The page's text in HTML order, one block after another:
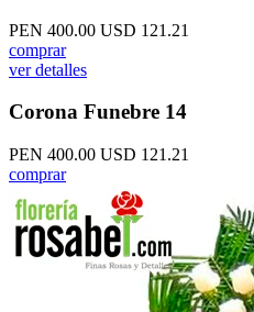
PEN 400.00 USD 121.21
comprar
ver detalles
Corona Funebre 14
PEN 400.00 USD 121.21
comprar